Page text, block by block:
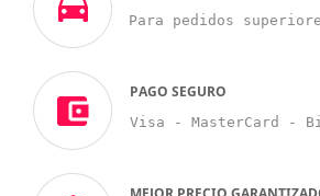
Para pedidos
PAGO SEGURO
Visa - MasterCard -